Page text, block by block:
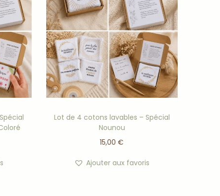
Lot de 4 cotons lavables – Spécial
Nounou
15,00€
Ajouter aux favoris